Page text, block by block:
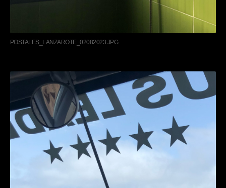
POSTALES_LANZAROTE_02082023.JPG